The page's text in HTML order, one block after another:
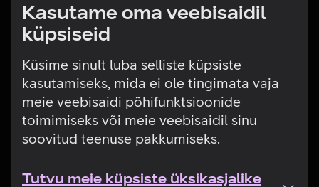
Kasutame oma veebisaidil
küpsiseid
Küsime sinult luba selliste küpsiste
kasutamiseks, mida ei ole tingimata vaja
meie veebisaidi põhifunktsioonide
toimimiseks või meie veebisaidil sinu
soovitud teenuse pakkumiseks.
Tutvu meie küpsiste üksikasjalike
Tehniline viga